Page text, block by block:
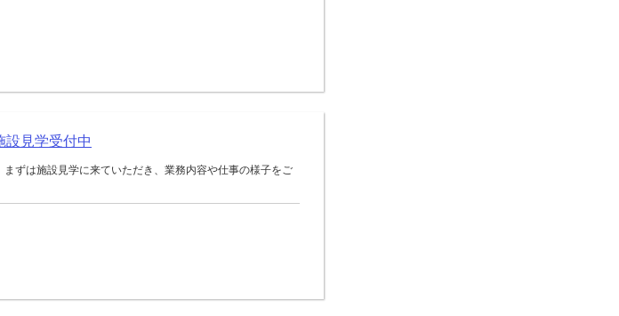
見学受付中
ずは施設見学に来ていただき、業務内容や仕事の様子をご